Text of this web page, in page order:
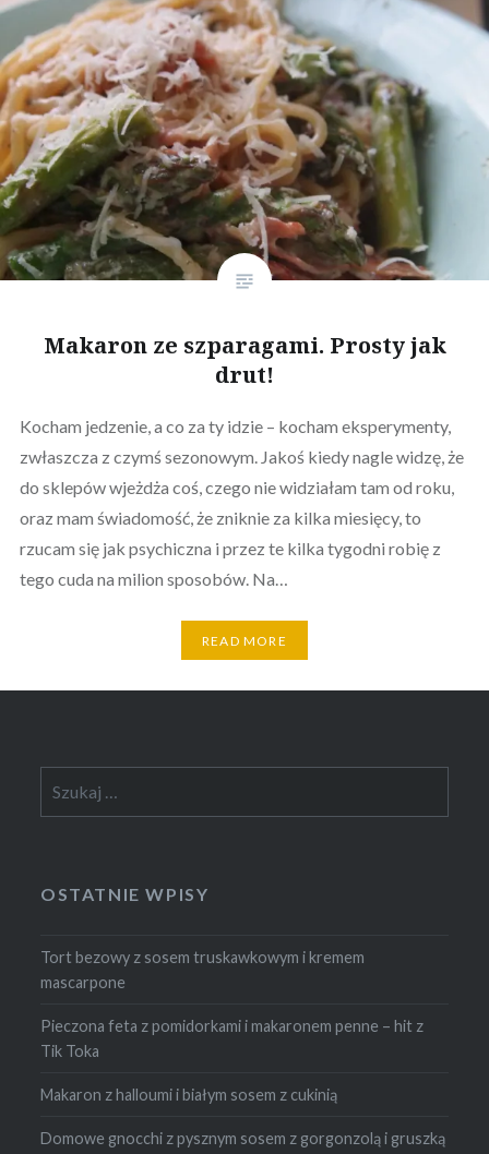
Makaron ze szparagami. Prosty jak
drut!
Kocham jedzenie, a co za ty idzie – kocham eksperymenty,
zwłaszcza z czymś sezonowym. Jakoś kiedy nagle widzę, że
do sklepów wjeżdża coś, czego nie widziałam tam od roku,
oraz mam świadomość, że zniknie za kilka miesięcy, to
rzucam się jak psychiczna i przez te kilka tygodni robię z
tego cuda na milion sposobów. Na…
READ MORE
OSTATNIE WPISY
Tort bezowy z sosem truskawkowym i kremem
mascarpone
Pieczona feta z pomidorkami i makaronem penne – hit z
Tik Toka
Makaron z halloumi i białym sosem z cukinią
Domowe gnocchi z pysznym sosem z gorgonzolą i gruszką